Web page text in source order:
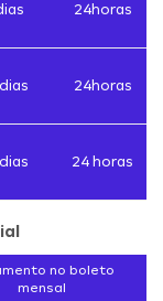
24horas
24horas
24 horas
no boleto
mensal